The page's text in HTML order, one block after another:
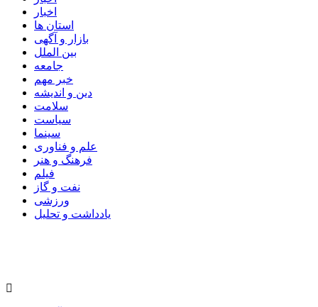
اخبار
استان ها
بازار و آگهی
بین الملل
جامعه
خبر مهم
دین و اندیشه
سلامت
سیاست
سینما
علم و فناوری
فرهنگ و هنر
فیلم
نفت و گاز
ورزشی
یادداشت و تحلیل